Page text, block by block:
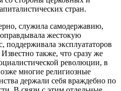
стран.
служила самодержавию,
жестокую
поддерживала эксплуататоров
также, что сразу же
революции, в
многие религиозные
держали себя враждебно по